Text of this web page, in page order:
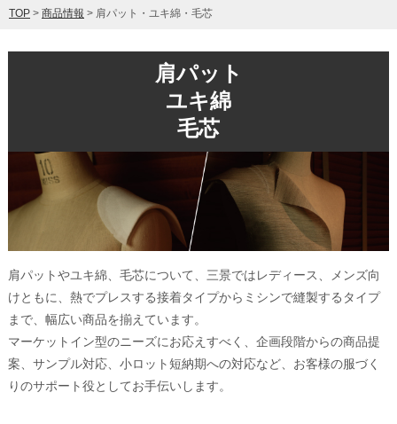
TOP > 商品情報 > 肩パット・ユキ綿・毛芯
肩パット
ユキ綿
毛芯
肩パットやユキ綿、毛芯について、三景ではレディース、メンズ向
けともに、熱でプレスする接着タイプからミシンで縫製するタイプ
まで、幅広い商品を揃えています。
マーケットイン型のニーズにお応えすべく、企画段階からの商品提
案、サンプル対応、小ロット短納期への対応など、お客様の服づく
りのサポート役としてお手伝いします。